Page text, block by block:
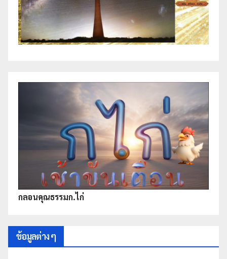
กลอนคุณธรรมก.ไก่
ข้อมูลต่าง ๆ